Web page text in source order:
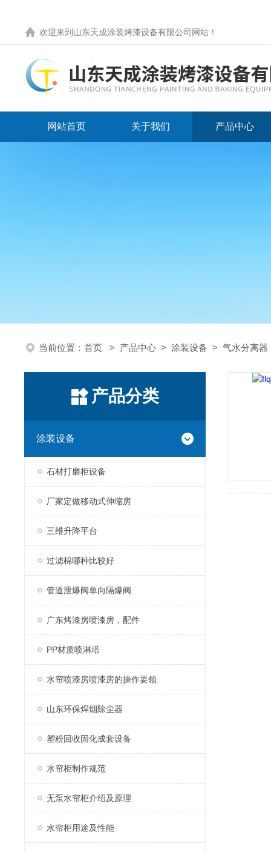
欢迎来到 山东天成涂装烤漆设备有限公司网站 ！
网站首页 关于我们 产品中心
当前位置： 首页 > 产品中心 > 涂装设备 > 气水分离器
产品分类
涂装设备
石材打磨柜设备
厂家定做移动式伸缩房
三维升降平台
过滤棉哪种比较好
管道泄爆阀单向隔爆阀
广东烤漆房喷漆房，配件
PP材质喷淋塔
水帘喷漆房喷漆房的操作要领
山东环保焊烟除尘器
塑粉回收固化成套设备
水帘柜制作规范
无泵水帘柜介绍及原理
水帘柜用途及性能